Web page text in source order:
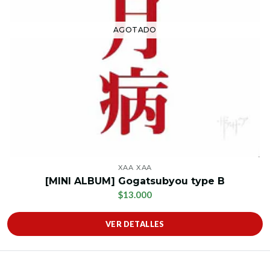
AGOTADO
XAA XAA
[MINI ALBUM] Gogatsubyou type B
$13.000
VER DETALLES